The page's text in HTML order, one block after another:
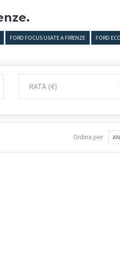
FORD FOCUS USATE A FIRENZE FORD
RATA (€)
Ordina per